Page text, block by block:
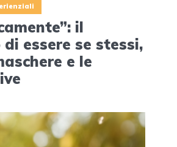
il
essere se stessi,
e le